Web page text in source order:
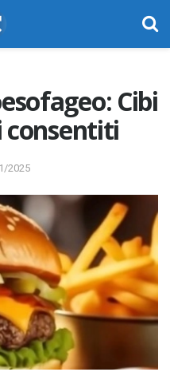
Cibi
consentiti
2025